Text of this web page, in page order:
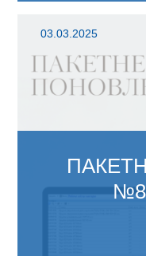
ЗМІНИ В АБ
03.03.2025